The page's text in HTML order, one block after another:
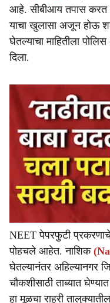
आहे. सीबीआय तपास करत
याचा खुलासा अजून होऊ
घेतल्याचा माहितीला
दिला.
NEET पेपरफुटी प्रकरणाचे
पोहचले आहेत. नाशिक
घेतल्यानंतर अहिल्यानगर
चौकशीसाठी ताब्यात
हा मूळचा राहुरी